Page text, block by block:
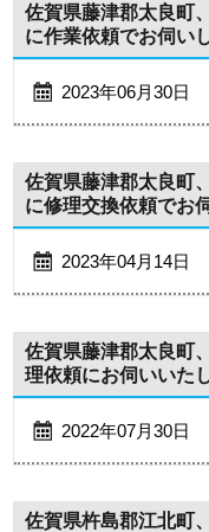
佐賀県藤津郡太良町
に作業依頼でお伺い
2023年06月30日
佐賀県藤津郡太良町
に修理交換依頼でお
2023年04月14日
佐賀県藤津郡太良町
理依頼にお伺いいた
2022年07月30日
佐賀県杵島郡江北町